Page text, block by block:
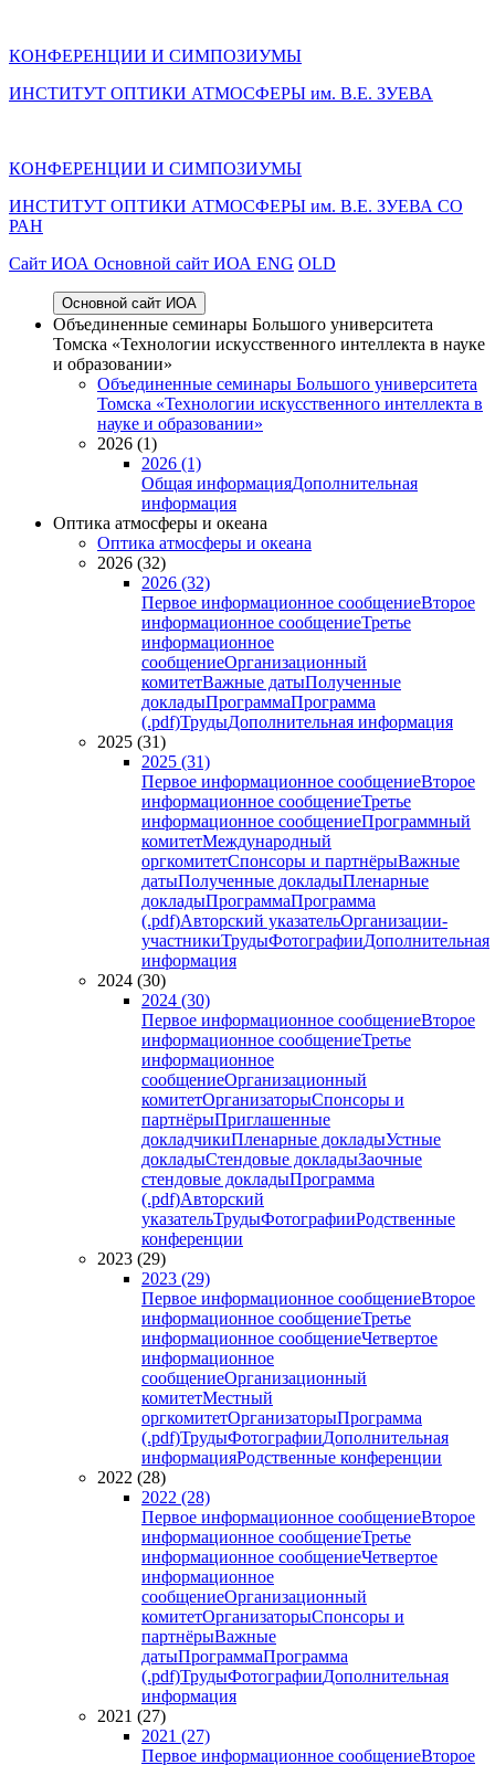
КОНФЕРЕНЦИИ И СИМПОЗИУМЫ
ИНСТИТУТ ОПТИКИ АТМОСФЕРЫ им. В.Е. ЗУЕВА
КОНФЕРЕНЦИИ И СИМПОЗИУМЫ
ИНСТИТУТ ОПТИКИ АТМОСФЕРЫ им. В.Е. ЗУЕВА СО
РАН
Cайт ИОА Основной сайт ИОА ENG OLD
Основной сайт ИОА
Объединенные семинары Большого университета
Томска «Технологии искусственного интеллекта в науке
и образовании»
Объединенные семинары Большого университета
Томска «Технологии искусственного интеллекта в
науке и образовании»
2026 (1)
2026 (1)
Общая информацияДополнительная
информация
Оптика атмосферы и океана
Оптика атмосферы и океана
2026 (32)
2026 (32)
Первое информационное сообщениеВторое
информационное сообщениеТретье
информационное
сообщениеОрганизационный
комитетВажные датыПолученные
докладыПрограммаПрограмма
(.pdf)ТрудыДополнительная информация
2025 (31)
2025 (31)
Первое информационное сообщениеВторое
информационное сообщениеТретье
информационное сообщениеПрограммный
комитетМеждународный
оргкомитетСпонсоры и партнёрыВажные
датыПолученные докладыПленарные
докладыПрограммаПрограмма
(.pdf)Авторский указательОрганизации-
участникиТрудыФотографииДополнительная
информация
2024 (30)
2024 (30)
Первое информационное сообщениеВторое
информационное сообщениеТретье
информационное
сообщениеОрганизационный
комитетОрганизаторыСпонсоры и
партнёрыПриглашенные
докладчикиПленарные докладыУстные
докладыСтендовые докладыЗаочные
стендовые докладыПрограмма
(.pdf)Авторский
указательТрудыФотографииРодственные
конференции
2023 (29)
2023 (29)
Первое информационное сообщениеВторое
информационное сообщениеТретье
информационное сообщениеЧетвертое
информационное
сообщениеОрганизационный
комитетМестный
оргкомитетОрганизаторыПрограмма
(.pdf)ТрудыФотографииДополнительная
информацияРодственные конференции
2022 (28)
2022 (28)
Первое информационное сообщениеВторое
информационное сообщениеТретье
информационное сообщениеЧетвертое
информационное
сообщениеОрганизационный
комитетОрганизаторыСпонсоры и
партнёрыВажные
датыПрограммаПрограмма
(.pdf)ТрудыФотографииДополнительная
информация
2021 (27)
2021 (27)
Первое информационное сообщениеВторое